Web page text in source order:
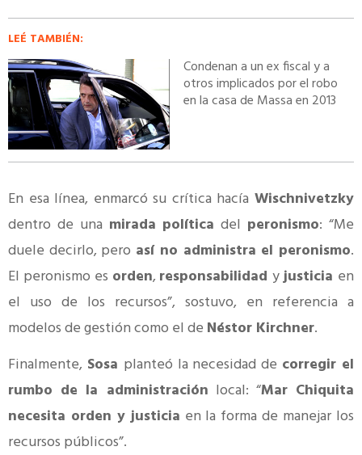
LEÉ TAMBIÉN:
Condenan a un ex fiscal y a
otros implicados por el robo
en la casa de Massa en 2013
En esa línea, enmarcó su crítica hacía Wischnivetzky
dentro de una mirada política del peronismo: “Me
duele decirlo, pero así no administra el peronismo.
El peronismo es orden, responsabilidadyjusticia en
el uso de los recursos”, sostuvo, en referencia a
modelos de gestión como el de Néstor Kirchner.
Finalmente, Sosa planteó la necesidad de corregir el
rumbo de la administración local: “Mar Chiquita
necesita orden y justicia en la forma de manejar los
recursos públicos”.